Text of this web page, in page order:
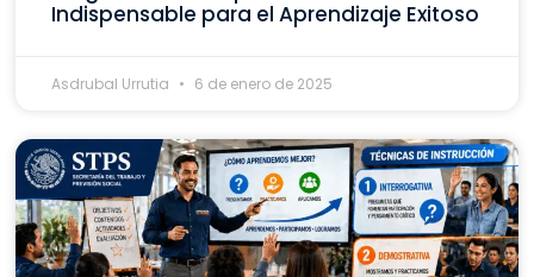
Indispensable para el Aprendizaje Exitoso
Asdrubal Urrutia 6 de enero de 2025